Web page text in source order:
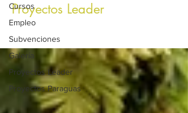
Cursos
Empleo
Subvenciones
Galería
Proyectos Leader
Proyectos Paraguas
Proyectos Leader